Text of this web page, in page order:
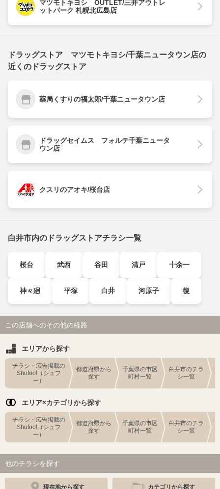
マツモトキヨシ OUTLET/三井アウトレ
ットパーク 札幌北広島店
ドラッグストア マツモトキヨシ/千葉ニュータウン店の
近くのドラッグストア
薬局くすりの福太郎/千葉ニュータウン店
ドラッグセイムス フォルテ千葉ニュータ
ウン店
クスリのアオキ/桜台店
白井市内のドラッグストアチラシ一覧
桜台 武西 谷田 清戸 十余一
神々廻 平塚 白井 河原子 復
この店舗へのその他の経路
エリアから探す
チラシ・広告掲載の
Shufoo!（シュフ
ー）
都道府県から
探す
千葉県の市区
町村一覧
白井市のチラ
シ一覧
エリア×カテゴリから探す
チラシ・広告掲載の
Shufoo!（シュフ
ー）
都道府県から
探す
千葉県の市区
町村一覧
白井市のチラ
シ一覧
他のチラシを探す
現在地から探す カテゴリから探す